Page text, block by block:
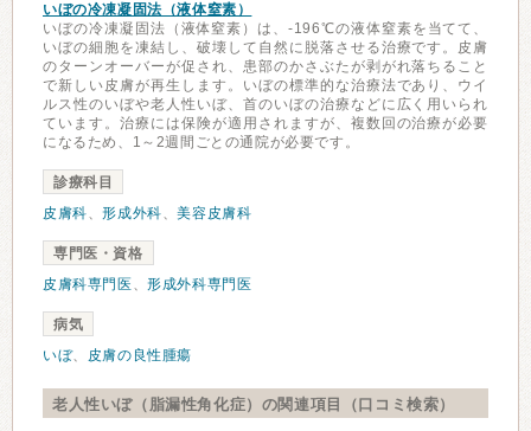
いぼの冷凍凝固法（液体窒素）
いぼの冷凍凝固法（液体窒素）は、-196℃の液体窒素を当てて、
いぼの細胞を凍結し、破壊して自然に脱落させる治療です。皮膚
のターンオーバーが促され、患部のかさぶたが剥がれ落ちること
で新しい皮膚が再生します。いぼの標準的な治療法であり、ウイ
ルス性のいぼや老人性いぼ、首のいぼの治療などに広く用いられ
ています。治療には保険が適用されますが、複数回の治療が必要
になるため、1～2週間ごとの通院が必要です。
診療科目
皮膚科、形成外科、美容皮膚科
専門医・資格
皮膚科専門医 、形成外科専門医
病気
いぼ、 皮膚の良性腫瘍
老人性いぼ（脂漏性角化症）の関連項目（口コミ検索）